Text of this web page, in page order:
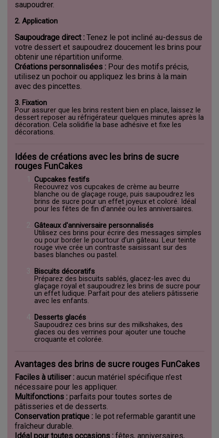
saupoudrer.
2. Application
Saupoudrage direct : Tenez le pot incliné au-dessus de
votre dessert et saupoudrez doucement les brins pour
obtenir une répartition uniforme.
Créations personnalisées : Pour des motifs précis,
utilisez un pochoir ou appliquez les brins à la main
avec des pincettes.
3. Fixation
Pour assurer que les brins restent bien en place, laissez le
dessert reposer au réfrigérateur quelques minutes après la
décoration. Cela solidifie la base adhésive et fixe les
décorations.
Idées de créations avec les brins de sucre
rouges FunCakes
Cupcakes festifs
Recouvrez vos cupcakes de crème au beurre
blanche ou de glaçage rouge, puis saupoudrez les
brins de sucre pour un effet joyeux et coloré. Idéal
pour les fêtes de fin d’année ou les anniversaires.
Gâteaux d'anniversaire personnalisés
Utilisez ces brins pour écrire des messages simples
ou pour border le pourtour d’un gâteau. Leur teinte
rouge vive crée un contraste saisissant sur des
bases blanches ou pastel.
Biscuits décoratifs
Préparez des biscuits sablés, glacez-les avec du
glaçage royal et saupoudrez les brins de sucre pour
un effet ludique. Parfait pour des ateliers pâtisserie
avec les enfants.
Desserts glacés
Saupoudrez ces brins sur des milkshakes, des
glaces ou des verrines pour ajouter une touche
croquante et colorée.
Avantages des brins de sucre rouges FunCakes
Faciles à utiliser : aucun matériel spécifique n'est
nécessaire pour les appliquer.
Multifonctions : parfaits pour toutes sortes de
pâtisseries et de desserts.
Conservation pratique : le pot refermable garantit une
fraîcheur durable.
Idéal pour toutes occasions : fêtes, anniversaires,